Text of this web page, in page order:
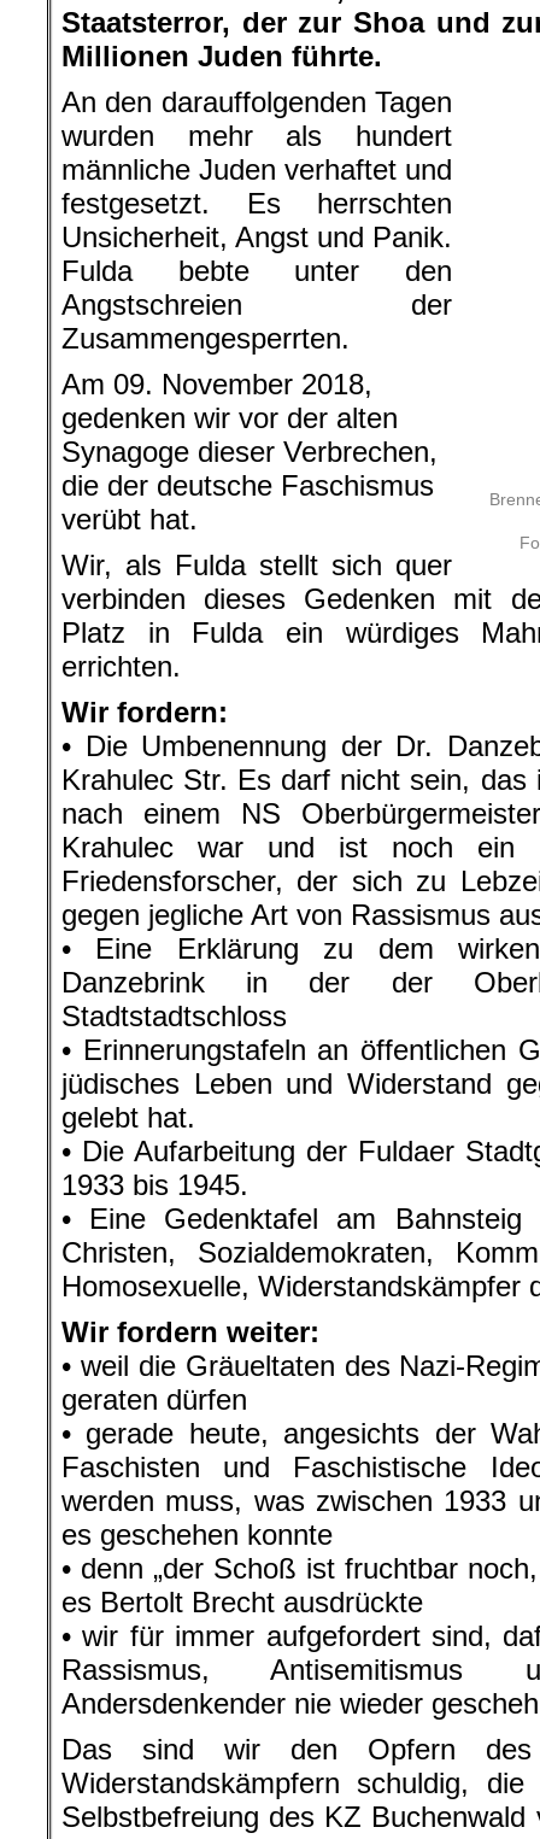
Wir fordern:
• Die Umbenennung der Dr.
Krahulec Str. Es darf nicht sein,
nach einem NS
Krahulec war und ist noch ein
Friedensforscher, der sich zu
gegen jegliche Art von Rassismus
• Eine Erklärung zu dem
Danzebrink in der der
Stadtstadtschloss
• Erinnerungstafeln an öffentlichen
jüdisches Leben und Widerstand
gelebt hat.
• Die Aufarbeitung der Fuldaer
1933 bis 1945.
• Eine Gedenktafel am
Christen, Sozialdemokraten,
Homosexuelle, Widerstandskämpfer
Wir fordern weiter:
• weil die Gräueltaten des Nazi-
geraten dürfen
• gerade heute, angesichts der
Faschisten und Faschistische
werden muss, was zwischen 1933
es geschehen konnte
• denn „der Schoß ist fruchtbar
es Bertolt Brecht ausdrückte
• wir für immer aufgefordert sind,
Rassismus,
Andersdenkender nie wieder
Das sind wir den Opfern des
Widerstandskämpfern schuldig,
Selbstbefreiung des KZ
haben:“ Die Vernichtung des
unsere Losung. Der Aufbau einer
der Freiheit ist unser Ziel.“
„Gerade zum Stadtjubiläum
Zeichen setzen“, sagt Andreas
sich quer. In der 1275 jährigen
jüdisches Leben eine besondere
Passender als das Zitat von der
man die Forderungen von
beschreiben.
„Ihr tragt keine Schuld für das was
euch schuldig, wenn es euch nicht
Für den Inhalt dieses Artikels ist
Dabei muss es sich nicht
Redaktion
Dieses Werk ist lizenziert unter einer
Nicht kommerziell – Keine Bearbeitungen
Auch linker Journalismus ist nicht